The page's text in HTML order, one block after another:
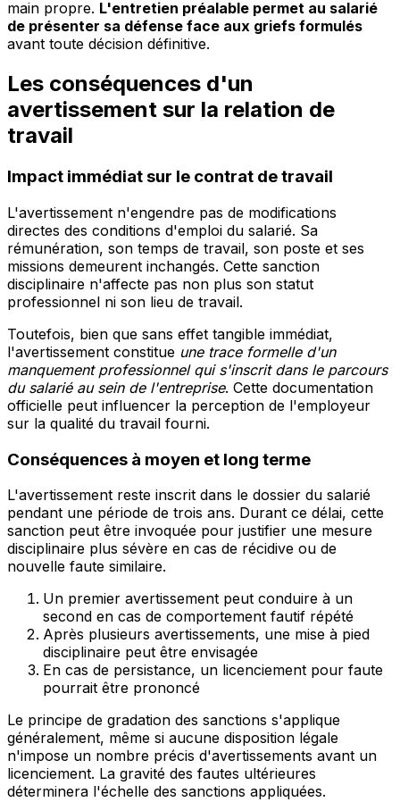
main propre. L'entretien préalable permet au salarié
de présenter sa défense face aux griefs formulés
avant toute décision définitive.
Les conséquences d'un
avertissement sur la relation de
travail
Impact immédiat sur le contrat de travail
L'avertissement n'engendre pas de modifications
directes des conditions d'emploi du salarié. Sa
rémunération, son temps de travail, son poste et ses
missions demeurent inchangés. Cette sanction
disciplinaire n'affecte pas non plus son statut
professionnel ni son lieu de travail.
Toutefois, bien que sans effet tangible immédiat,
l'avertissement constitue une trace formelle d'un
manquement professionnel qui s'inscrit dans le parcours
du salarié au sein de l'entreprise. Cette documentation
officielle peut influencer la perception de l'employeur
sur la qualité du travail fourni.
Conséquences à moyen et long terme
L'avertissement reste inscrit dans le dossier du salarié
pendant une période de trois ans. Durant ce délai, cette
sanction peut être invoquée pour justifier une mesure
disciplinaire plus sévère en cas de récidive ou de
nouvelle faute similaire.
Un premier avertissement peut conduire à un
second en cas de comportement fautif répété
Après plusieurs avertissements, une mise à pied
disciplinaire peut être envisagée
En cas de persistance, un licenciement pour faute
pourrait être prononcé
Le principe de gradation des sanctions s'applique
généralement, même si aucune disposition légale
n'impose un nombre précis d'avertissements avant un
licenciement. La gravité des fautes ultérieures
déterminera l'échelle des sanctions appliquées.